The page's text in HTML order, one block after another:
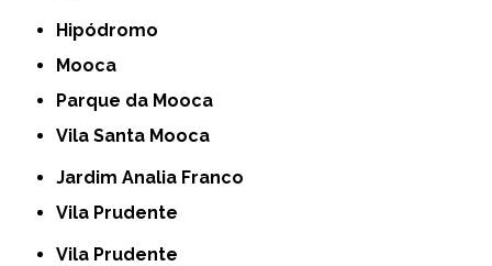
Hipódromo
Mooca
Parque da Mooca
Vila Santa Mooca
Jardim Analia Franco
Vila Prudente
Vila Prudente